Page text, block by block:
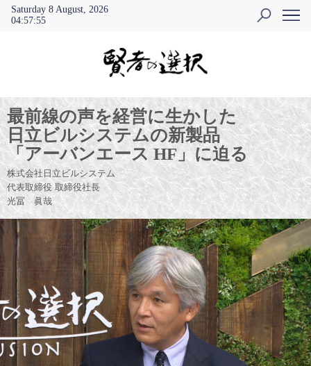
Saturday 8 August, 2026
04:57:55
最前線の声を経営に生かした
日立ビルシステムの新製品
「アーバンエース HF」に迫る
株式会社日立ビルシステム
代表取締役 取締役社長
光冨 眞哉